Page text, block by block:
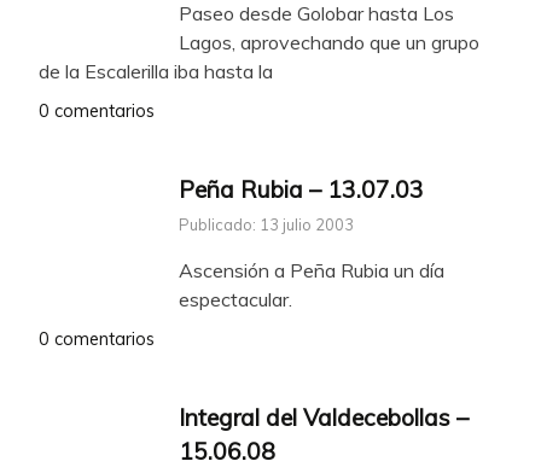
Paseo desde Golobar hasta Los
Lagos, aprovechando que un grupo
de la Escalerilla iba hasta la
0 comentarios
Peña Rubia – 13.07.03
Publicado: 13 julio 2003
Ascensión a Peña Rubia un día
espectacular.
0 comentarios
Integral del Valdecebollas –
15.06.08